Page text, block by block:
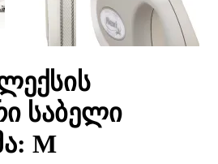
საბელი
M